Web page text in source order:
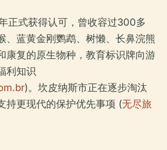
正式获得认可，曾收容过300多
、蓝黄金刚鹦鹉、树懒、长鼻浣熊
康复的原生物种，教育标识牌向游
利知识
)。坎皮纳斯市正在逐步淘汰
持更现代的保护优先事项 (无尽旅